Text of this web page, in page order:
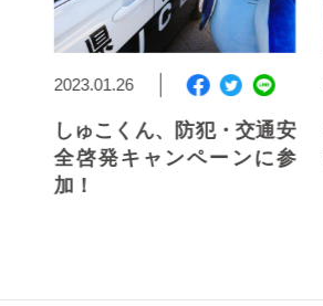
2023.01.26
しゅこくん、防犯・交通安
全啓発キャンペーンに参
加！